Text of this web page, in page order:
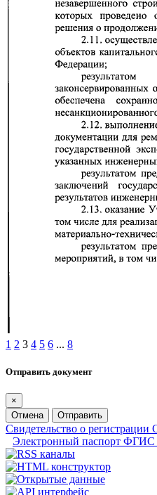
1 2 3 4 5 6 ... 8
Отправить документ
×
Отмена
Отправить
Свидетельство о
Электронный паспорт